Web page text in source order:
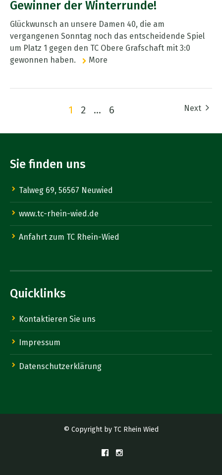
Gewinner der Winterrunde!
Glückwunsch an unsere Damen 40, die am
vergangenen Sonntag noch das entscheidende Spiel
um Platz 1 gegen den TC Obere Grafschaft mit 3:0
gewonnen haben.
More
1 2 … 6 Next
Sie finden uns
Talweg 69, 56567 Neuwied
www.tc-rhein-wied.de
Anfahrt zum TC Rhein-Wied
Quicklinks
Kontaktieren Sie uns
Impressum
Datenschutzerklärung
© Copyright by TC Rhein Wied